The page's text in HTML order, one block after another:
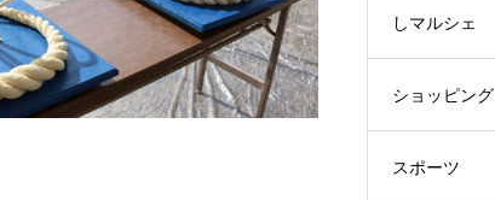
【NEW OPEN】Choco hair しマルシェ
ショッピング
スポーツ